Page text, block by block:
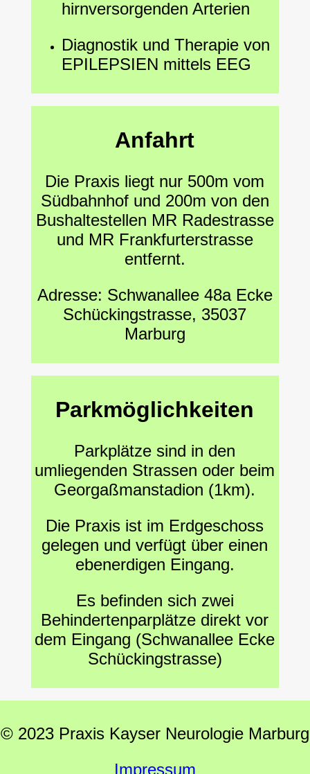
hirnversorgenden Arterien
Diagnostik und Therapie von
EPILEPSIEN mittels EEG
Anfahrt
Die Praxis liegt nur 500m vom
Südbahnhof und 200m von den
Bushaltestellen MR Radestrasse
und MR Frankfurterstrasse
entfernt.
Adresse: Schwanallee 48a Ecke
Schückingstrasse, 35037
Marburg
Parkmöglichkeiten
Parkplätze sind in den
umliegenden Strassen oder beim
Georgaßmanstadion (1km).
Die Praxis ist im Erdgeschoss
gelegen und verfügt über einen
ebenerdigen Eingang.
Es befinden sich zwei
Behindertenparplätze direkt vor
dem Eingang (Schwanallee Ecke
Schückingstrasse)
© 2023 Praxis Kayser Neurologie Marburg
Impressum